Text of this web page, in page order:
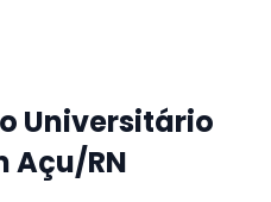
Universitário
Açu/RN